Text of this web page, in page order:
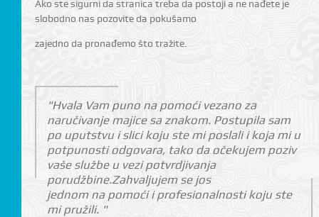
Ako ste sigurni da stranica treba da postoji a ne nađete je
slobodno nas pozovite da pokušamo
zajedno da pronađemo što tražite.
"Hvala Vam puno na pomoći vezano za
naručivanje majice sa znakom. Postupila sam
po uputstvu i slici koju ste mi poslali i koja mi u
potpunosti odgovara, tako da očekujem poziv
vaše službe u vezi potvrdjivanja
porudžbine.Zahvaljujem se jos
jednom na pomoći i profesionalnosti koju ste
mi pružili. "